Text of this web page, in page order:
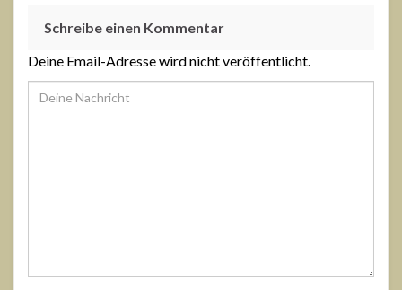
Schreibe einen Kommentar
Deine Email-Adresse wird nicht veröffentlicht.